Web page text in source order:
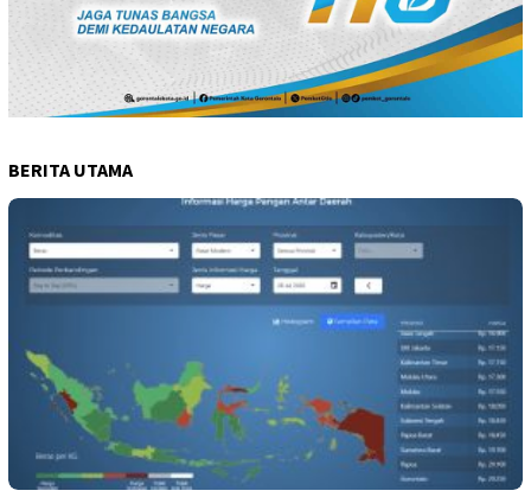
BERITA UTAMA